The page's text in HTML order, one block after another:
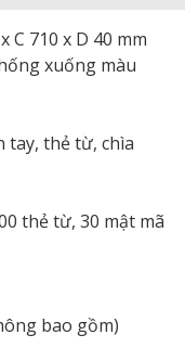
C 710 x D 40 mm
xuống màu
tay, thẻ từ, chìa
thẻ từ, 30 mật mã
bao gồm)